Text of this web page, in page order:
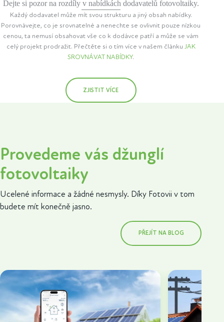
Dejte si pozor na rozdíly v nabídkách dodavatelů fotovoltaiky.
Každý dodavatel může mít svou strukturu a jiný obsah nabídky.
Porovnávejte, co je srovnatelné a nenechte se ovlivnit pouze nízkou
cenou, ta nemusí obsahovat vše co k dodávce patří a může se vám
celý projekt prodražit. Přečtěte si o tím více v našem článku JAK
SROVNÁVAT NABÍDKY.
ZJISTIT VÍCE
Provedeme vás džunglí
fotovoltaiky
Ucelené informace a žádné nesmysly. Díky Fotovii v tom
budete mít konečně jasno.
PŘEJÍT NA BLOG